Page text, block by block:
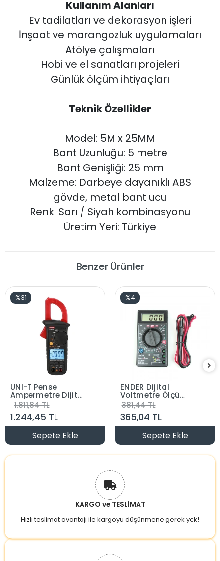
Kullanım Alanları
Ev tadilatları ve dekorasyon işleri
İnşaat ve marangozluk uygulamaları
Atölye çalışmaları
Hobi ve el sanatları projeleri
Günlük ölçüm ihtiyaçları
Teknik Özellikler
Model: 5M x 25MM
Bant Uzunluğu: 5 metre
Bant Genişliği: 25 mm
Malzeme: Darbeye dayanıklı ABS
gövde, metal bant ucu
Renk: Sarı / Siyah kombinasyonu
Üretim Yeri: Türkiye
Benzer Ürünler
%31
UNI-T Pense
Ampermetre Dijital
Ölçü Aleti 400A
1.811,84 TL
1.244,45 TL
Sepete Ekle
%4
ENDER Dijital
Voltmetre Ölçü
Aleti Bazır Ac/Dc
Voltaj Ölçümü
(Amötör Kullanım)
381,44 TL
365,04 TL
Sepete Ekle
KARGO ve TESLİMAT
Hızlı teslimat avantajı ile kargoyu düşünmene gerek yok!